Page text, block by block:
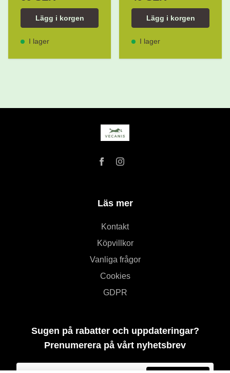
Lägg i korgen
I lager
Lägg i korgen
I lager
Läs mer
Kontakt
Köpvillkor
Vanliga frågor
Cookies
GDPR
Sugen på rabatter och uppdateringar?
Prenumerera på vårt nyhetsbrev